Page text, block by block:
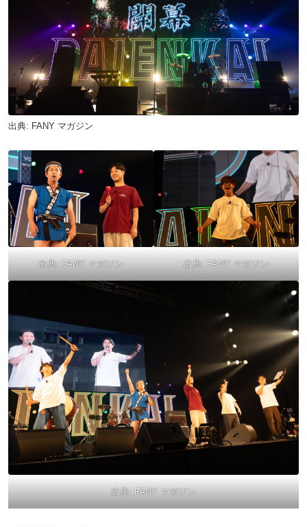
出典: FANY マガジン
出典: FANY マガジン 出典: FANY マガジン
出典: FANY マガジン